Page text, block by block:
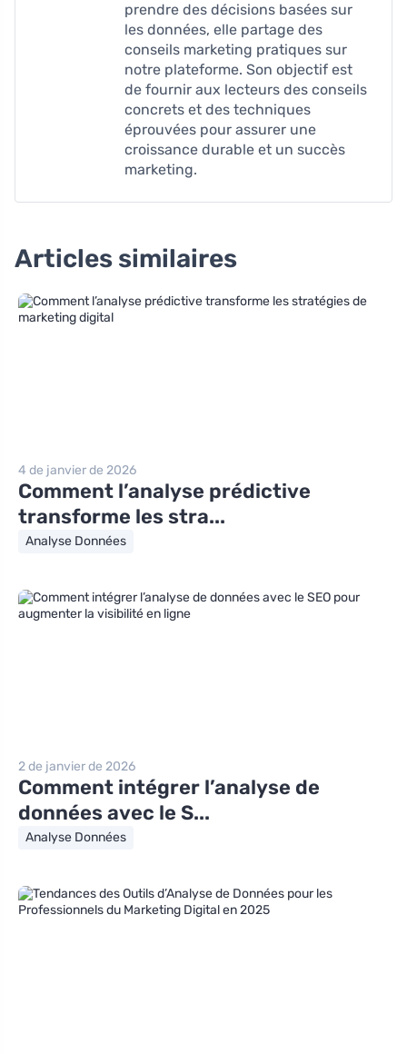
prendre des décisions basées sur
les données, elle partage des
conseils marketing pratiques sur
notre plateforme. Son objectif est
de fournir aux lecteurs des conseils
concrets et des techniques
éprouvées pour assurer une
croissance durable et un succès
marketing.
Articles similaires
4 de janvier de 2026
Comment l’analyse prédictive
transforme les stra...
Analyse Données
2 de janvier de 2026
Comment intégrer l’analyse de
données avec le S...
Analyse Données